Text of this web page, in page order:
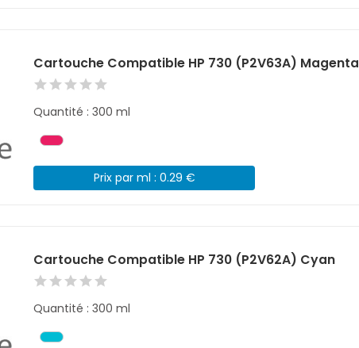
Cartouche Compatible HP 730 (P2V63A) Magenta
Quantité : 300 ml
Prix par ml : 0.29 €
Cartouche Compatible HP 730 (P2V62A) Cyan
Quantité : 300 ml